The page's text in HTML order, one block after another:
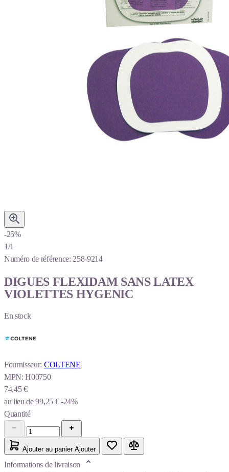
-25%
1/1
Numéro de référence: 258-9214
DIGUES FLEXIDAM SANS LATEX
VIOLETTES HYGENIC
En stock
Fournisseur: COLTENE
MPN: H00750
74,45 €
au lieu de99,25 € -24%
Quantité
Ajouter au panier Ajouter
Informations de livraison